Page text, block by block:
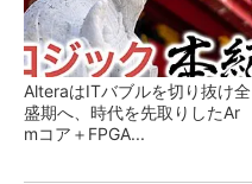
AlteraはITバブルを切り抜け全
盛期へ、時代を先取りしたAr
mコア＋FPGA...